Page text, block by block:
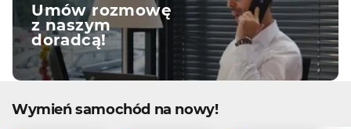
Umów rozmowę
z naszym
doradcą!
Wymień samochód na nowy!